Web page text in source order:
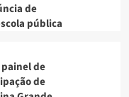
de
pública
de
de